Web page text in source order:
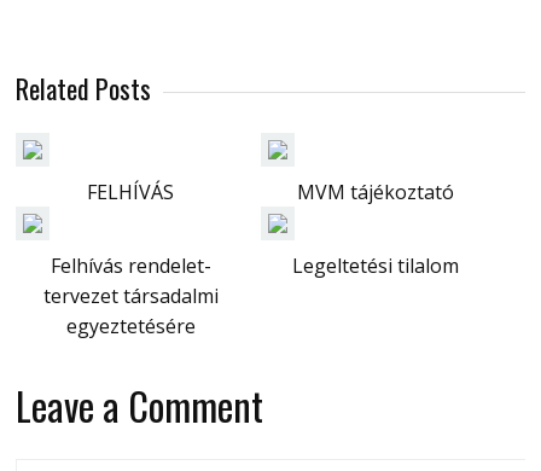
Related Posts
FELHÍVÁS MVM tájékoztató
Felhívás rendelet-
tervezet társadalmi
egyeztetésére
Legeltetési tilalom
Leave a Comment